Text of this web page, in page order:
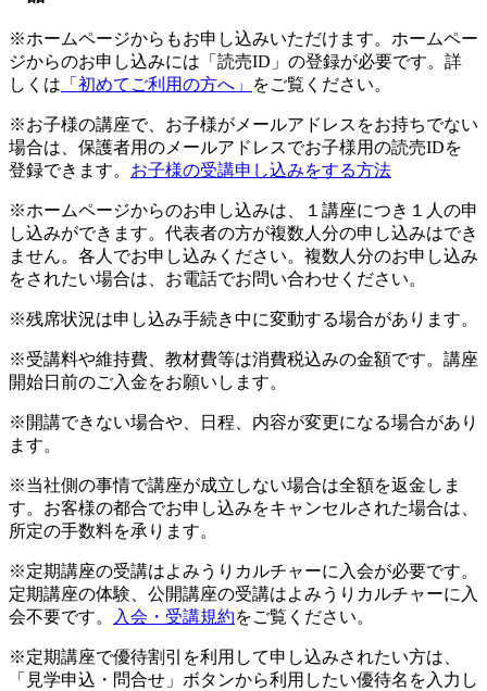
※ホームページからもお申し込みいただけます。ホームペー
ジからのお申し込みには「読売ID」の登録が必要です。詳
しくは 「初めてご利用の方へ」 をご覧ください。
※お子様の講座で、お子様がメールアドレスをお持ちでない
場合は、保護者用のメールアドレスでお子様用の読売IDを
登録できます。 お子様の受講申し込みをする方法
※ホームページからのお申し込みは、１講座につき１人の申
し込みができます。代表者の方が複数人分の申し込みはでき
ません。各人でお申し込みください。複数人分のお申し込み
をされたい場合は、お電話でお問い合わせください。
※残席状況は申し込み手続き中に変動する場合があります。
※受講料や維持費、教材費等は消費税込みの金額です。講座
開始日前のご入金をお願いします。
※開講できない場合や、日程、内容が変更になる場合があり
ます。
※当社側の事情で講座が成立しない場合は全額を返金しま
す。お客様の都合でお申し込みをキャンセルされた場合は、
所定の手数料を承ります。
※定期講座の受講はよみうりカルチャーに入会が必要です。
定期講座の体験、公開講座の受講はよみうりカルチャーに入
会不要です。
入会・受講規約をご覧ください。
※定期講座で優待割引を利用して申し込みされたい方は、
「見学申込・問合せ」ボタンから利用したい優待名を入力し